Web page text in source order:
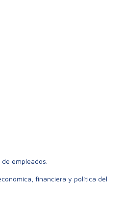
empleados.
financiera y política del